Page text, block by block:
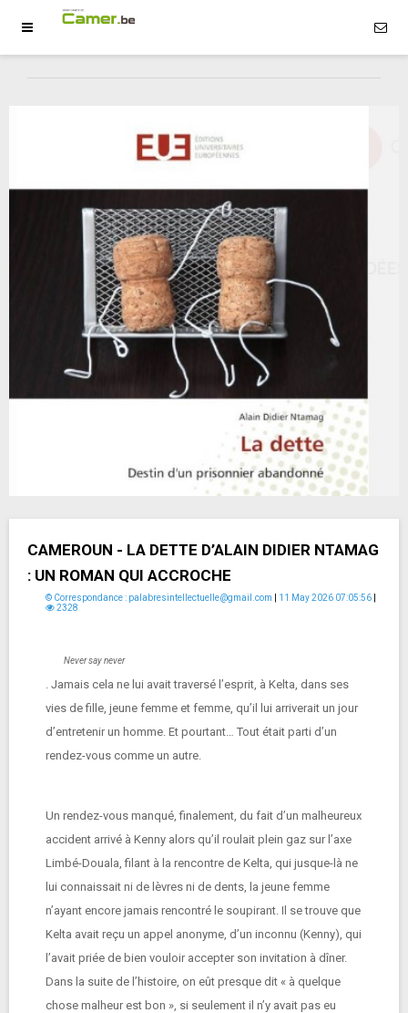
CAMEROUN - LA DETTE D’ALAIN DIDIER NTAMAG
: UN ROMAN QUI ACCROCHE
© Correspondance : palabresintellectuelle@gmail.com 11 May 2026 07:05:56
2328
Never say never
. Jamais cela ne lui avait traversé l’esprit, à Kelta, dans ses
vies de fille, jeune femme et femme, qu’il lui arriverait un jour
d’entretenir un homme. Et pourtant… Tout était parti d’un
rendez-vous comme un autre.
Un rendez-vous manqué, finalement, du fait d’un malheureux
accident arrivé à Kenny alors qu’il roulait plein gaz sur l’axe
Limbé-Douala, filant à la rencontre de Kelta, qui jusque-là ne
lui connaissait ni de lèvres ni de dents, la jeune femme
n’ayant encore jamais rencontré le soupirant. Il se trouve que
Kelta avait reçu un appel anonyme, d’un inconnu (Kenny), qui
l’avait priée de bien vouloir accepter son invitation à dîner.
Dans la suite de l’histoire, on eût presque dit « à quelque
chose malheur est bon », si seulement il n’y avait pas eu